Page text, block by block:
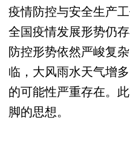
疫情防控与安全生产
全国疫情发展形势仍
防控形势依然严峻复
临，大风雨水天气增
的可能性严重存在。
脚的思想。